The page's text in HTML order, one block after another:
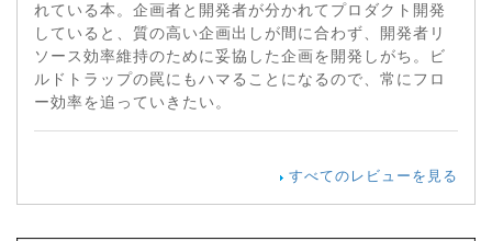
れている本。企画者と開発者が分かれてプロダクト開発
していると、質の高い企画出しが間に合わず、開発者リ
ソース効率維持のために妥協した企画を開発しがち。ビ
ルドトラップの罠にもハマることになるので、常にフロ
ー効率を追っていきたい。
すべてのレビューを見る